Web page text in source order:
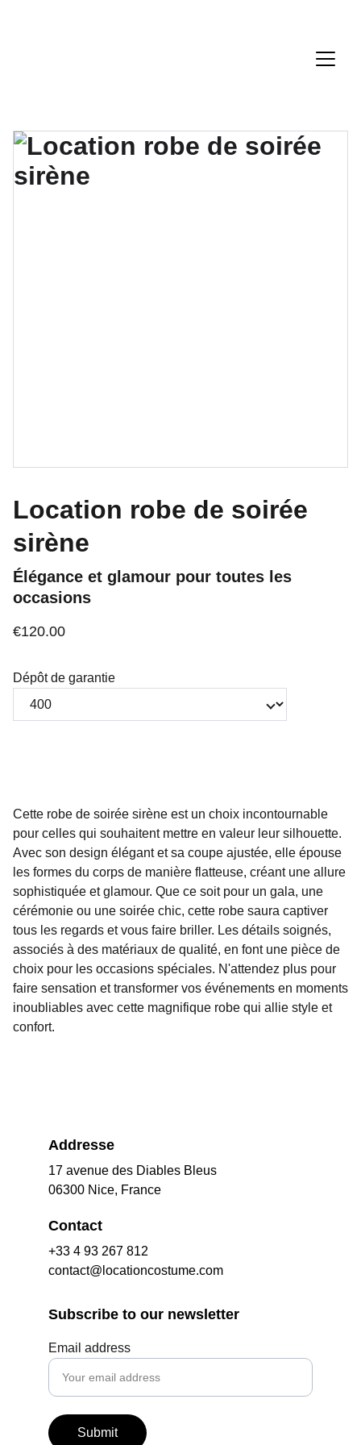
Location robe de soirée
sirène
Élégance et glamour pour toutes les
occasions
€120.00
Dépôt de garantie
Cette robe de soirée sirène est un choix incontournable
pour celles qui souhaitent mettre en valeur leur silhouette.
Avec son design élégant et sa coupe ajustée, elle épouse
les formes du corps de manière flatteuse, créant une allure
sophistiquée et glamour. Que ce soit pour un gala, une
cérémonie ou une soirée chic, cette robe saura captiver
tous les regards et vous faire briller. Les détails soignés,
associés à des matériaux de qualité, en font une pièce de
choix pour les occasions spéciales. N'attendez plus pour
faire sensation et transformer vos événements en moments
inoubliables avec cette magnifique robe qui allie style et
confort.
Addresse
17 avenue des Diables Bleus
06300 Nice, France
Contact
+33 4 93 267 812
contact@locationcostume.com
Subscribe to our newsletter
Email address
Submit